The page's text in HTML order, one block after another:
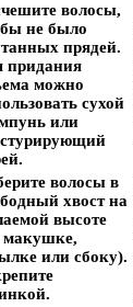
волосы,
не было
прядей.
придания
можно
сухой
или
волосы в
хвост на
высоте
макушке,
или сбоку).